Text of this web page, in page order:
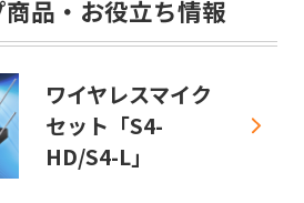
品・お役立ち情報
ワイヤレスマイク
セット「S4-
HD/S4-L」